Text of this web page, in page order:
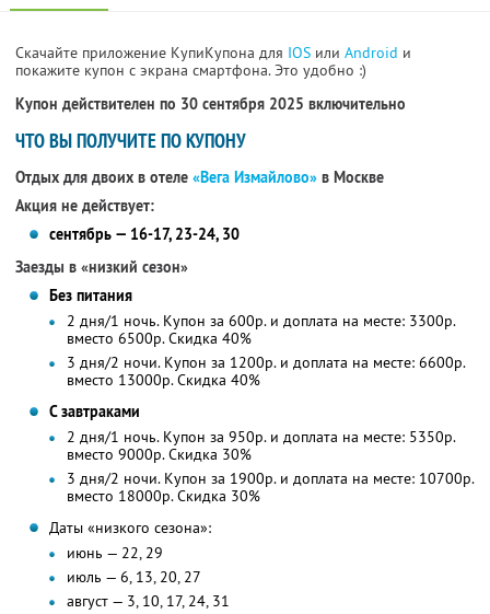
Скачайте приложение КупиКупона для IOS или Android и
покажите купон с экрана смартфона. Это удобно :)
Купон действителен по 30 сентября 2025 включительно
ЧТО ВЫ ПОЛУЧИТЕ ПО КУПОНУ
Отдых для двоих в отеле «Вега Измайлово» в Москве
Акция не действует:
сентябрь — 16-17, 23-24, 30
Заезды в «низкий сезон»
Без питания
2 дня/1 ночь. Купон за 600р. и доплата на месте: 3300р.
вместо 6500р.Скидка 40%
3 дня/2 ночи. Купон за 1200р. и доплата на месте: 6600р.
вместо 13000р.Скидка 40%
С завтраками
2 дня/1 ночь. Купон за 950р. и доплата на месте: 5350р.
вместо 9000р.Скидка 30%
3 дня/2 ночи. Купон за 1900р. и доплата на месте: 10700р.
вместо 18000р.Скидка 30%
Даты «низкого сезона»:
июнь — 22, 29
июль — 6, 13, 20, 27
август — 3, 10, 17, 24, 31